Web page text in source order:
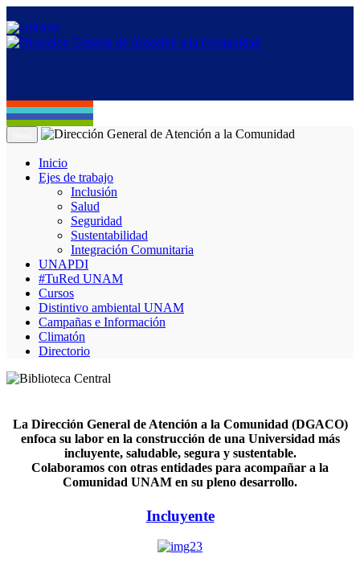
Inicio
Ejes de trabajo
Inclusión
Salud
Seguridad
Sustentabilidad
Integración Comunitaria
UNAPDI
#TuRed UNAM
Cursos
Distintivo ambiental UNAM
Campañas e Información
Climatón
Directorio
La Dirección General de Atención a la Comunidad (DGACO)
enfoca su labor en la construcción de una Universidad más
incluyente, saludable, segura y sustentable.
Colaboramos con otras entidades para acompañar a la
Comunidad UNAM en su pleno desarrollo.
Incluyente